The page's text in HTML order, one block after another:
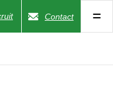
Contact